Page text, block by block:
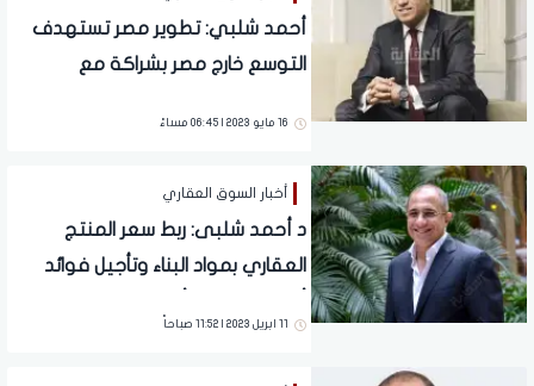
أحمد شلبي: تطوير مصر تستهدف
التوسع خارج مصر بشراكة مع
مستهدفة عام 2023
16 مايو 2023 | 06:45 مساءً
أخبار السوق العقاري
د أحمد شلبى: ربط سعر المنتج
العقاري بمواد البناء وتأجيل فوائد
السوق
11 ابريل 2023 | 11:52 صباحاً